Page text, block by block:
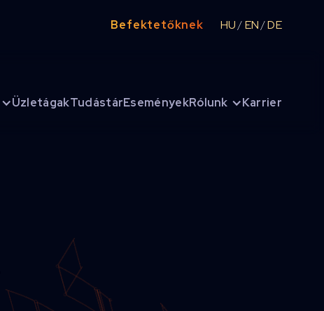
Befektetőknek HU / EN /DE
ÜzletágakTudástárEseményekRólunk Karrier